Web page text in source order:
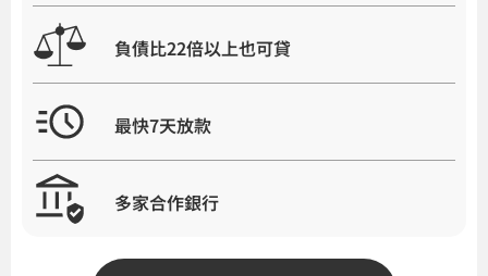
負債比22倍以上也可貸
最快7天放款
多家合作銀行